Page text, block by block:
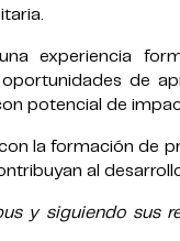
experiencia
de
potencial de
la formación de
al
y siguiendo sus